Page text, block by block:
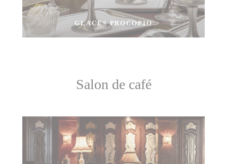
GLACES PROCOPIO
Salon de café